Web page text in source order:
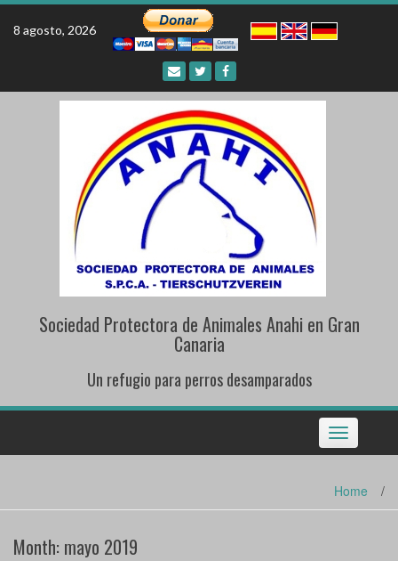
Skip
8 agosto, 2026
Sociedad Protectora de Animales Anahi en Gran
Canaria
Un refugio para perros desamparados
Toggle
navigation
Home /
Month: mayo 2019